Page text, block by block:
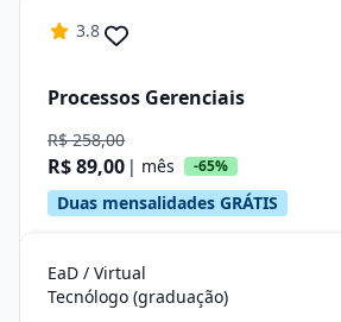
3.8
Processos Gerenciais
R$ 258,00
R$ 89,00 | mês -65%
Duas mensalidades GRÁTIS
EaD / Virtual
Tecnólogo (graduação)